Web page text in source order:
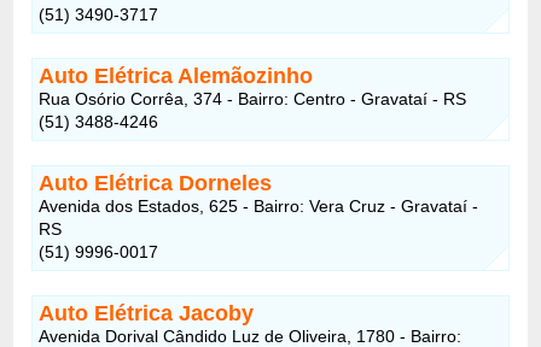
(51) 3490-3717
Auto Elétrica Alemãozinho
Rua Osório Corrêa, 374 - Bairro: Centro - Gravataí - RS
(51) 3488-4246
Auto Elétrica Dorneles
Avenida dos Estados, 625 - Bairro: Vera Cruz - Gravataí -
RS
(51) 9996-0017
Auto Elétrica Jacoby
Avenida Dorival Cândido Luz de Oliveira, 1780 - Bairro: